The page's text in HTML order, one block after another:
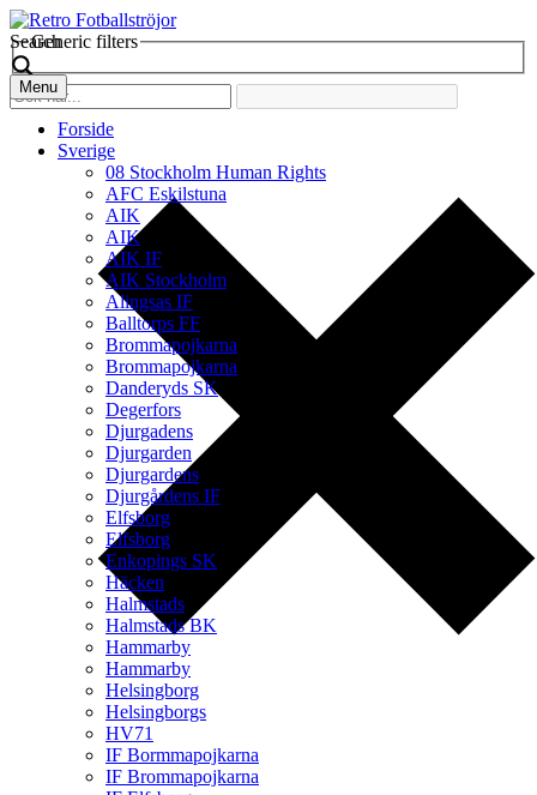
Search
Generic filters
Menu
Forside
Sverige
08 Stockholm Human Rights
AFC Eskilstuna
AIK
AIK
AIK IF
AIK Stockholm
Alingsas IF
Balltorps FF
Brommapojkarna
Brommapojkarna
Danderyds SK
Degerfors
Djurgadens
Djurgarden
Djurgardens
Djurgårdens IF
Elfsborg
Elfsborg
Enkopings SK
Häcken
Halmstads
Halmstads BK
Hammarby
Hammarby
Helsingborg
Helsingborgs
HV71
IF Bormmapojkarna
IF Brommapojkarna